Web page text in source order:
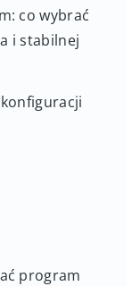
co wybrać
i stabilnej
program